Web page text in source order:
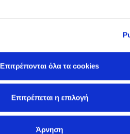
Επιτρέπονται όλα τα cookies
Επιτρέπεται η επιλογή
Άρνηση